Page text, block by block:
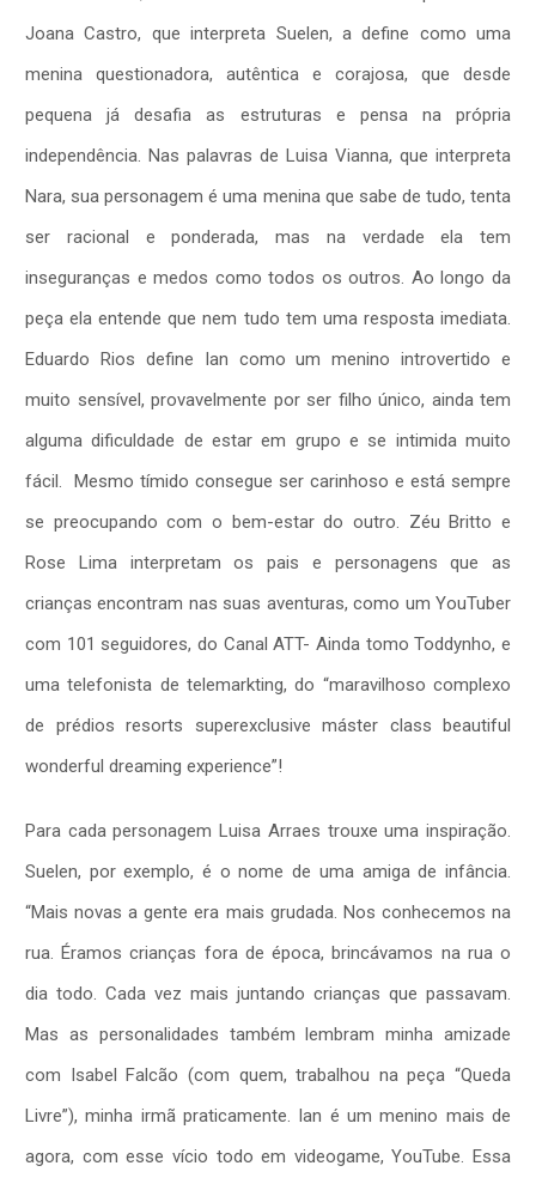
Joana Castro, que interpreta Suelen, a define como uma
menina questionadora, autêntica e corajosa, que desde
pequena já desafia as estruturas e pensa na própria
independência. Nas palavras de Luisa Vianna, que interpreta
Nara, sua personagem é uma menina que sabe de tudo, tenta
ser racional e ponderada, mas na verdade ela tem
inseguranças e medos como todos os outros. Ao longo da
peça ela entende que nem tudo tem uma resposta imediata.
Eduardo Rios define Ian como um menino introvertido e
muito sensível, provavelmente por ser filho único, ainda tem
alguma dificuldade de estar em grupo e se intimida muito
fácil. Mesmo tímido consegue ser carinhoso e está sempre
se preocupando com o bem-estar do outro. Zéu Britto e
Rose Lima interpretam os pais e personagens que as
crianças encontram nas suas aventuras, como um YouTuber
com 101 seguidores, do Canal ATT- Ainda tomo Toddynho, e
uma telefonista de telemarkting, do “maravilhoso complexo
de prédios resorts superexclusive máster class beautiful
wonderful dreaming experience”!
Para cada personagem Luisa Arraes trouxe uma inspiração.
Suelen, por exemplo, é o nome de uma amiga de infância.
“Mais novas a gente era mais grudada. Nos conhecemos na
rua. Éramos crianças fora de época, brincávamos na rua o
dia todo. Cada vez mais juntando crianças que passavam.
Mas as personalidades também lembram minha amizade
com Isabel Falcão (com quem, trabalhou na peça “Queda
Livre”), minha irmã praticamente. Ian é um menino mais de
agora, com esse vício todo em videogame, YouTube. Essa